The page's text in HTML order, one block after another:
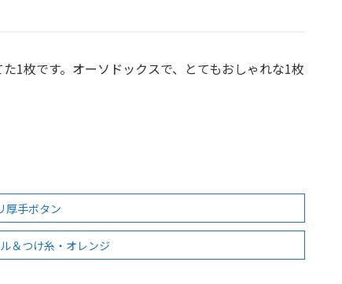
1枚です。オーソドックスで、とてもおしゃれな1枚
厚手ボタン
＆つけ糸・オレンジ